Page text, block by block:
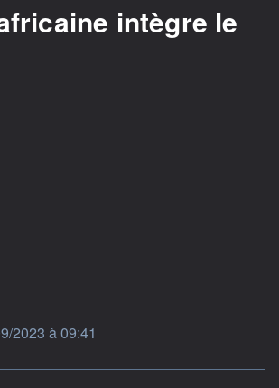
intègre le
par
2023 à 09:41